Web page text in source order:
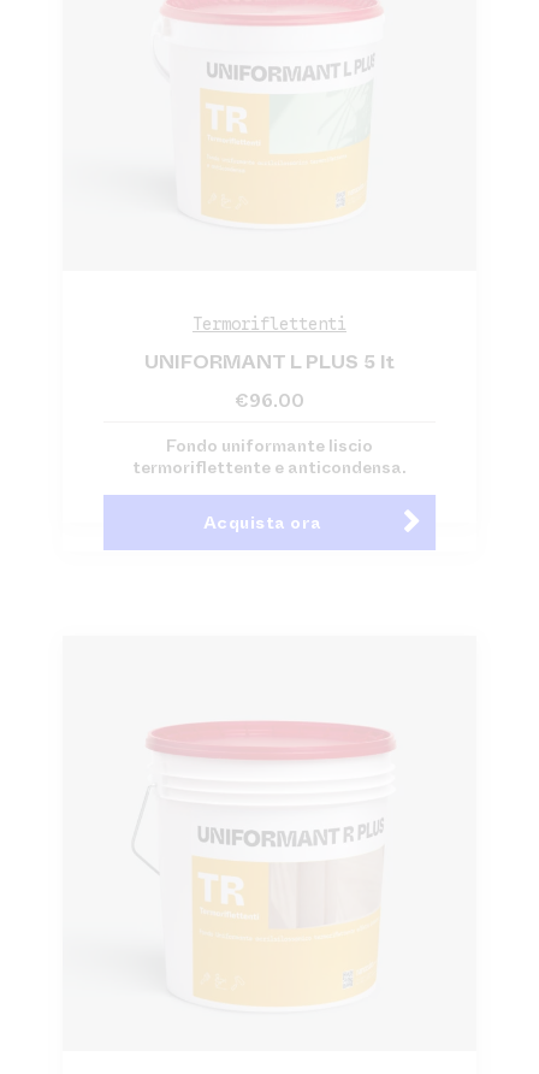
Termoriflettenti
UNIFORMANT L PLUS 5 lt
€96.00
Fondo uniformante liscio
termoriflettente e anticondensa.
Acquista ora